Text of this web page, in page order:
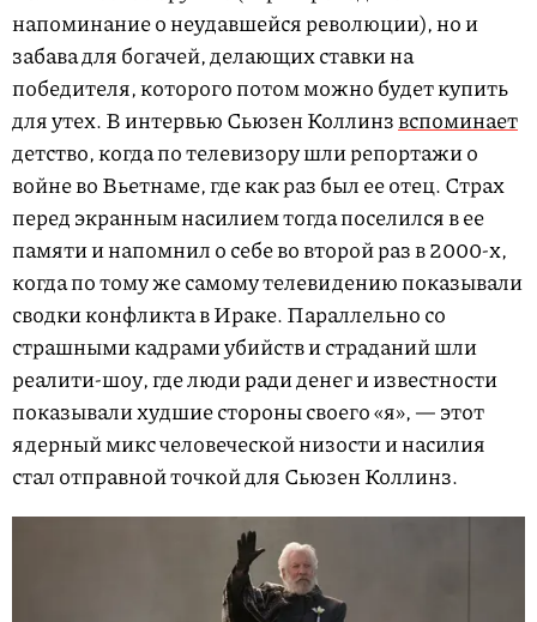
напоминание о неудавшейся революции), но и
забава для богачей, делающих ставки на
победителя, которого потом можно будет купить
для утех. В интервью Сьюзен Коллинзвспоминает
детство, когда по телевизору шли репортажи о
войне во Вьетнаме, где как раз был ее отец. Страх
перед экранным насилием тогда поселился в ее
памяти и напомнил о себе во второй раз в 2000-х,
когда по тому же самому телевидению показывали
сводки конфликта в Ираке. Параллельно со
страшными кадрами убийств и страданий шли
реалити-шоу, где люди ради денег и известности
показывали худшие стороны своего «я», — этот
ядерный микс человеческой низости и насилия
стал отправной точкой для Сьюзен Коллинз.